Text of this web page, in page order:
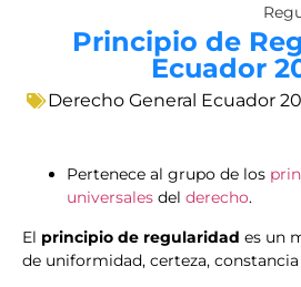
Principio de
Ecuador
Derecho General Ecuador
Pertenece al grupo de los
universales del derecho.
El principio de regularidad es un
de uniformidad, certeza,